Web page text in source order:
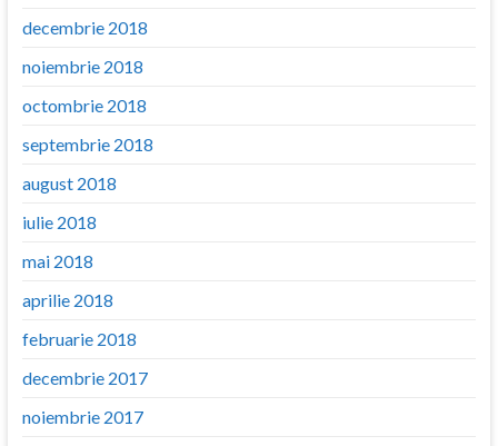
decembrie 2018
noiembrie 2018
octombrie 2018
septembrie 2018
august 2018
iulie 2018
mai 2018
aprilie 2018
februarie 2018
decembrie 2017
noiembrie 2017